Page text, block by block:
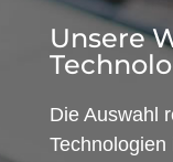
Unsere
Die Auswahl